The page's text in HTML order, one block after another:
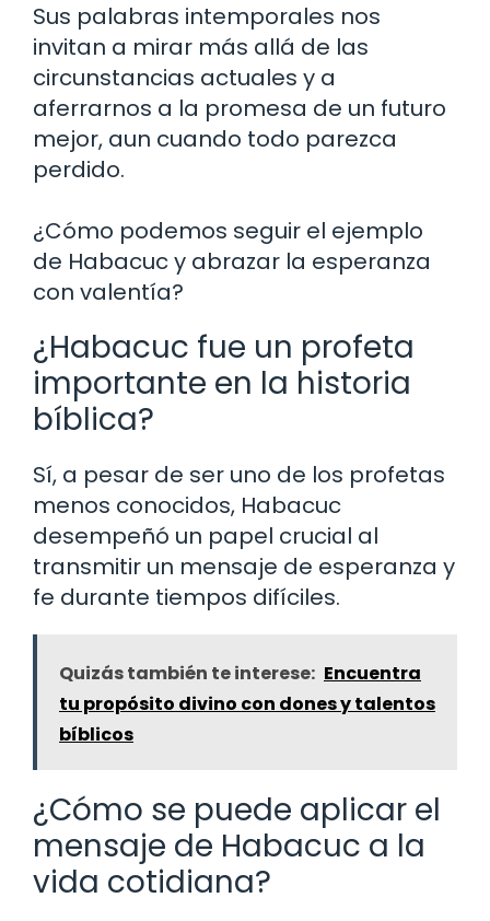
Sus palabras intemporales nos
invitan a mirar más allá de las
circunstancias actuales y a
aferrarnos a la promesa de un futuro
mejor, aun cuando todo parezca
perdido.
¿Cómo podemos seguir el ejemplo
de Habacuc y abrazar la esperanza
con valentía?
¿Habacuc fue un profeta
importante en la historia
bíblica?
Sí, a pesar de ser uno de los profetas
menos conocidos, Habacuc
desempeñó un papel crucial al
transmitir un mensaje de esperanza y
fe durante tiempos difíciles.
Quizás también te interese: Encuentra
tu propósito divino con dones y talentos
bíblicos
¿Cómo se puede aplicar el
mensaje de Habacuc a la
vida cotidiana?